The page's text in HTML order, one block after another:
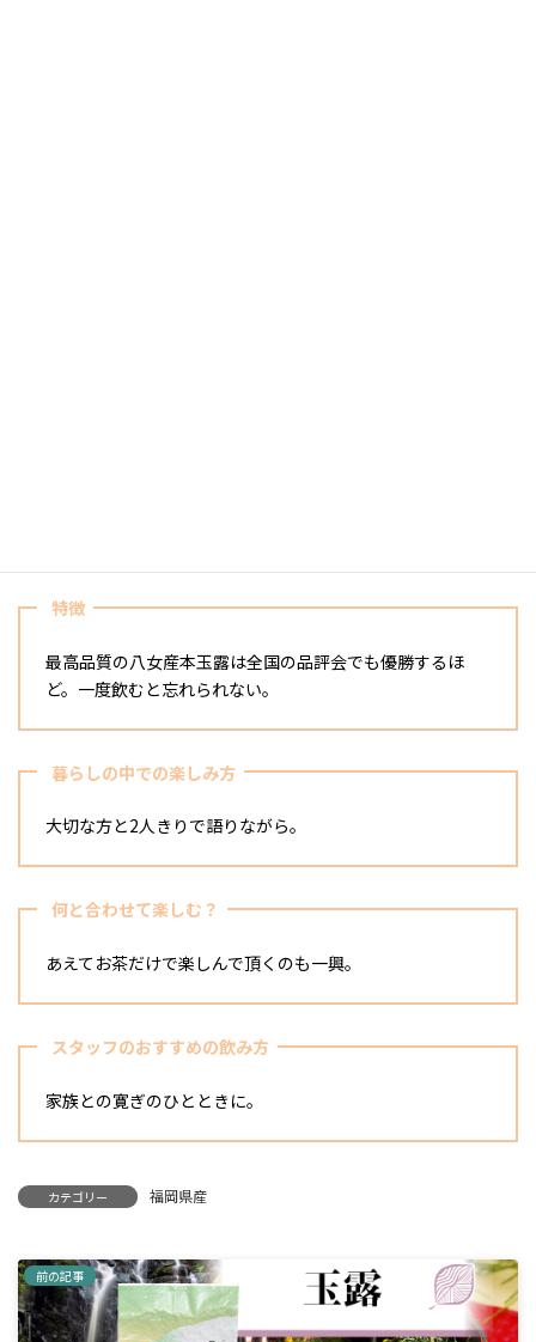
特徴
最高品質の八女産本玉露は全国の品評会でも優勝するほ
ど。一度飲むと忘れられない。
暮らしの中での楽しみ方
大切な方と2人きりで語りながら。
何と合わせて楽しむ？
あえてお茶だけで楽しんで頂くのも一興。
スタッフのおすすめの飲み方
家族との寛ぎのひとときに。
カテゴリー 福岡県産
前の記事